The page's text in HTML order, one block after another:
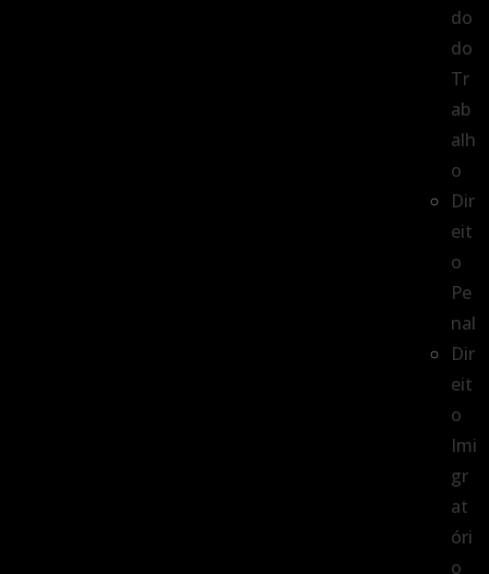
do
do
Tr
ab
alh
o
Dir
eit
o
Pe
nal
Dir
eit
o
Imi
gr
at
óri
o